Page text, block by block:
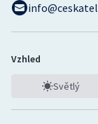
Vzhled
Světlý